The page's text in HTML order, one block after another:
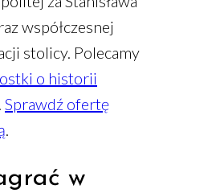
współczesnej
stolicy. Polecamy
o historii
Sprawdź ofertę
.
w